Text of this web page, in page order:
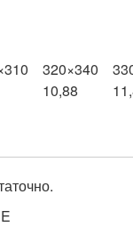
320×340
10,88